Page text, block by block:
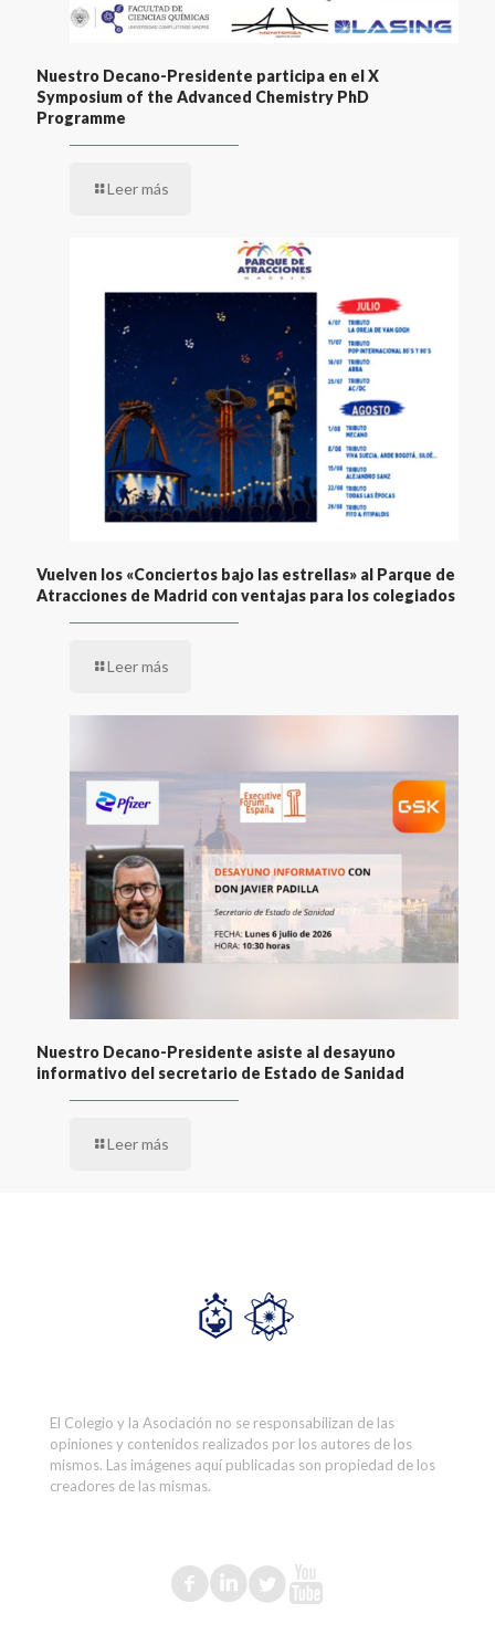
Nuestro Decano-Presidente participa en el X
Symposium of the Advanced Chemistry PhD
Programme
Leer más
Vuelven los «Conciertos bajo las estrellas» al Parque de
Atracciones de Madrid con ventajas para los colegiados
Leer más
Nuestro Decano-Presidente asiste al desayuno
informativo del secretario de Estado de Sanidad
Leer más
El Colegio y la Asociación no se responsabilizan de las
opiniones y contenidos realizados por los autores de los
mismos. Las imágenes aquí publicadas son propiedad de los
creadores de las mismas.